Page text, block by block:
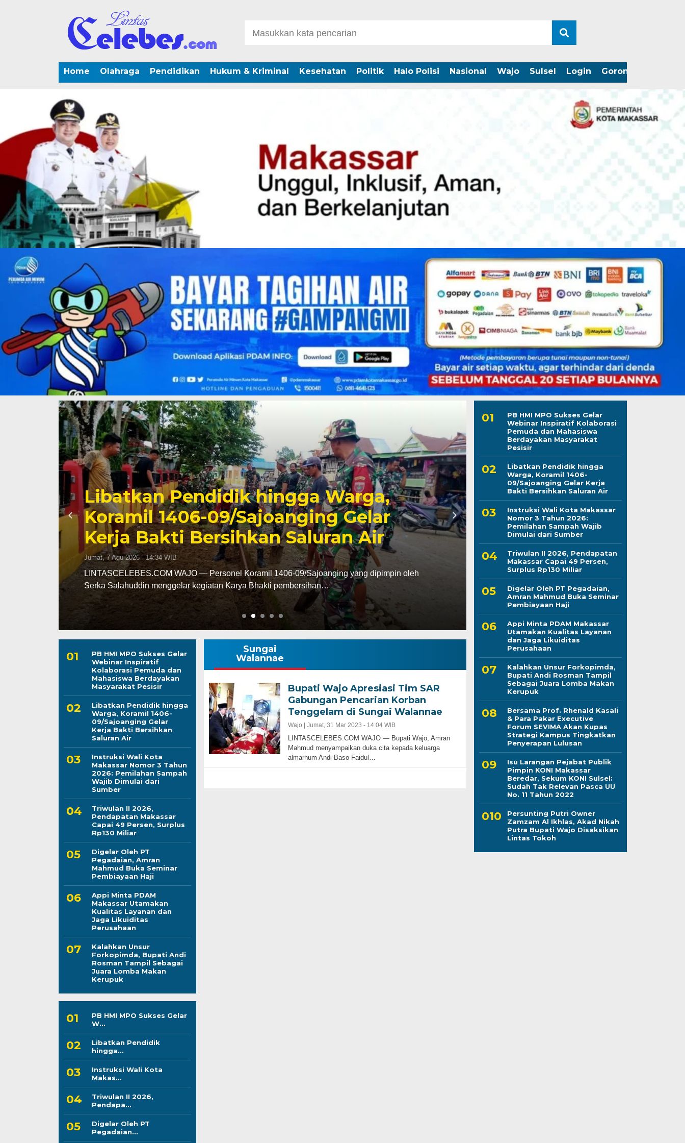
Home Olahraga Pendidikan Hukum & Kriminal Kesehatan Politik Halo Polisi Nasional Wajo Sulsel Login Gorontalo
Triwulan II 2026, Pendapatan Makassar
Capai 49 Persen, Surplus Rp130 Miliar
Jumat, 7 Agu 2026 - 13:24 WIB
LINTASCELEBES.COM MAKASSAR — Badan Pendapatan Daerah (Bapenda) Kota Makassar
mencatat kinerja pendapatan daerah pada triwulan II…
Kapolres Wajo
Maddukkelleng,
Mengabdi untuk
Jumat, 7 Agu 2026 - 08:42 WIB
LINTASCELEBES.COM WAJO — Mengawali tugas
Mahendrajaya menunjukkan penghormatan
PB HMI MPO Sukses Gelar
Webinar Inspiratif
Kolaborasi Pemuda dan
Mahasiswa Berdayakan
Masyarakat Pesisir
Libatkan Pendidik hingga
Warga, Koramil 1406-
09/Sajoanging Gelar
Kerja Bakti Bersihkan
Saluran Air
Instruksi Wali Kota
Makassar Nomor 3 Tahun
2026: Pemilahan Sampah
Wajib Dimulai dari
Sumber
Triwulan II 2026,
Pendapatan Makassar
Capai 49 Persen, Surplus
Rp130 Miliar
Digelar Oleh PT
Pegadaian, Amran
Mahmud Buka Seminar
Pembiayaan Haji
Appi Minta PDAM
Makassar Utamakan
Kualitas Layanan dan
Jaga Likuiditas
Perusahaan
Kalahkan Unsur
Forkopimda, Bupati Andi
Rosman Tampil Sebagai
Juara Lomba Makan
Kerupuk
PB HMI MPO Sukses Gelar
W...
Libatkan Pendidik
hingga...
Instruksi Wali Kota
Makas...
Triwulan II 2026,
Pendapa...
Digelar Oleh PT
Pegadaian...
Sungai
Walannae
Bupati Wajo Apresiasi Tim SAR
Gabungan Pencarian Korban
Tenggelam di Sungai Walannae
Wajo | Jumat, 31 Mar 2023 - 14:04 WIB
LINTASCELEBES.COM WAJO — Bupati Wajo, Amran
Mahmud menyampaikan duka cita kepada keluarga
almarhum Andi Baso Faidul…
PB HMI MPO Sukses Gelar
Webinar Inspiratif Kolaborasi
Pemuda dan Mahasiswa
Berdayakan Masyarakat
Pesisir
Libatkan Pendidik hingga
Warga, Koramil 1406-
09/Sajoanging Gelar Kerja
Bakti Bersihkan Saluran Air
Instruksi Wali Kota Makassar
Nomor 3 Tahun 2026:
Pemilahan Sampah Wajib
Dimulai dari Sumber
Triwulan II 2026, Pendapatan
Makassar Capai 49 Persen,
Surplus Rp130 Miliar
Digelar Oleh PT Pegadaian,
Amran Mahmud Buka Seminar
Pembiayaan Haji
Appi Minta PDAM Makassar
Utamakan Kualitas Layanan
dan Jaga Likuiditas
Perusahaan
Kalahkan Unsur Forkopimda,
Bupati Andi Rosman Tampil
Sebagai Juara Lomba Makan
Kerupuk
Bersama Prof. Rhenald Kasali
& Para Pakar Executive
Forum SEVIMA Akan Kupas
Strategi Kampus Tingkatkan
Penyerapan Lulusan
Isu Larangan Pejabat Publik
Pimpin KONI Makassar
Beredar, Sekum KONI Sulsel:
Sudah Tak Relevan Pasca UU
No. 11 Tahun 2022
Persunting Putri Owner
Zamzam Al Ikhlas, Akad Nikah
Putra Bupati Wajo Disaksikan
Lintas Tokoh